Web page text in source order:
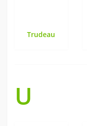
Trudeau
U